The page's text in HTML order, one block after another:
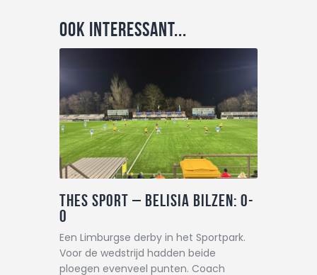
Ook interessant...
THES Sport – Belisia Bilzen: 0-
0
Een Limburgse derby in het Sportpark.
Voor de wedstrijd hadden beide
ploegen evenveel punten. Coach